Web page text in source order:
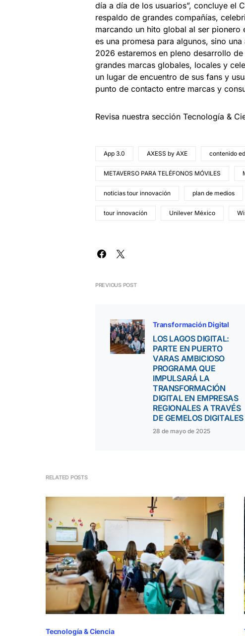
día a día de los usuarios”, concluye el
respaldo de grandes compañías,
marcando un hito global al ser pionero
es una promesa para algunos, sino
2026 estaremos en pleno desarrollo
grandes marcas globales, locales y
un lugar de encuentro de sus fans y
punto de contacto entre marcas y
Revisa nuestra sección Tecnología &
App 3.0 AXESS by AXE contenido
METAVERSO PARA TELÉFONOS MÓVILES
noticias tour innovación plan de medios
tour innovación Unilever México
PREVIOUS POST
Transformación Digital
LOS LAGOS DIGITAL:
PARTE EN PUERTO
VARAS AMBICIOSO
PROGRAMA QUE
IMPULSARÁ LA
TRANSFORMACIÓN
DIGITAL EN EMPRESAS
REGIONALES A TRAVÉS
DE GEMELOS DIGITALES
28 de mayo de 2025
RELATED POSTS
Tecnología & Ciencia